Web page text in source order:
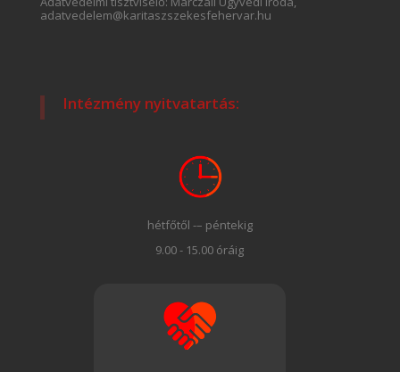
adatvedelem@karitaszszekesfehervar.hu
Intézmény nyitvatartás:
hétfőtől -– péntekig
9.00 - 15.00 óráig